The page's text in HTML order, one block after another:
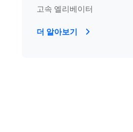
고속 엘리베이터
더 알아보기